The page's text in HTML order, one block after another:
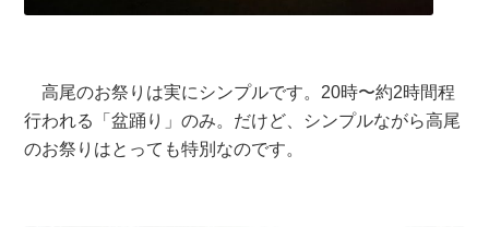
高尾のお祭りは実にシンプルです。20時〜約2時間程
行われる「盆踊り」のみ。だけど、シンプルながら高尾
のお祭りはとっても特別なのです。